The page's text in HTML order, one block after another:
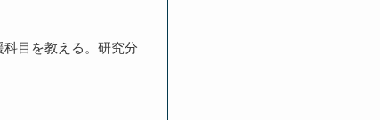
目を教える。研究分